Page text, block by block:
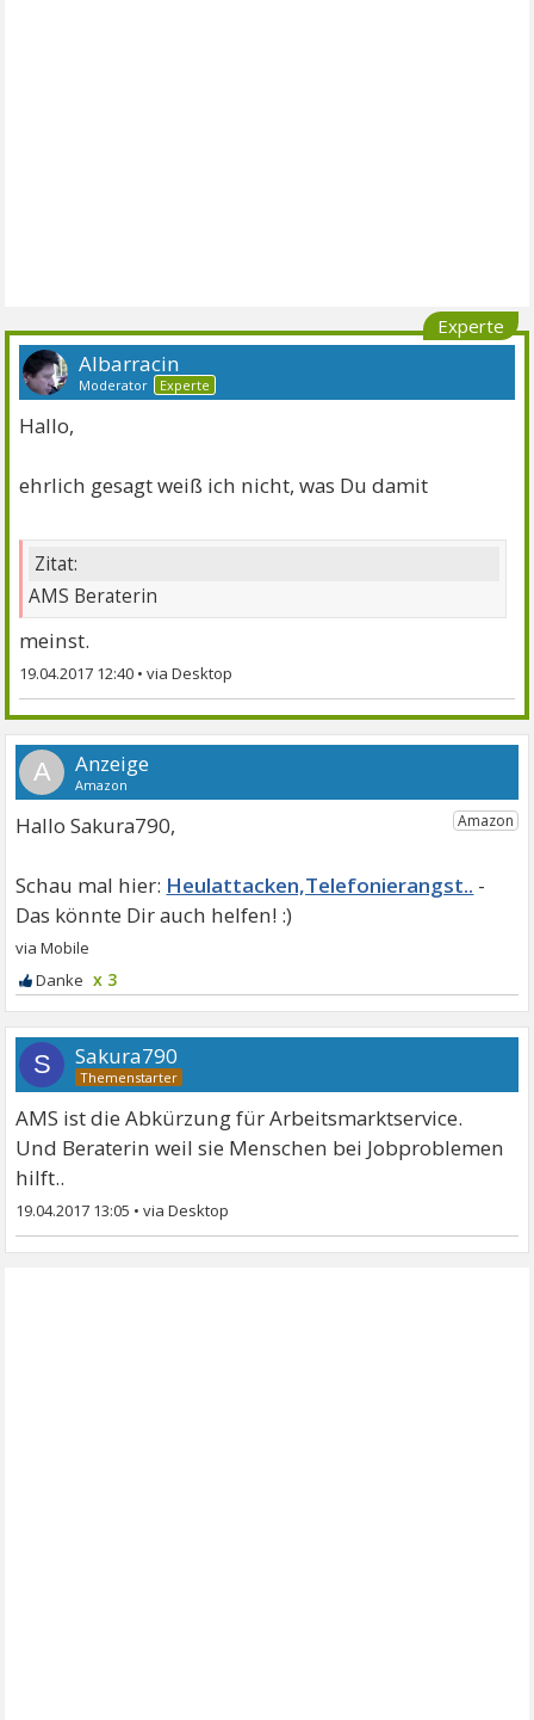
Experte
Albarracin
Moderator Experte
Hallo,
ehrlich gesagt weiß ich nicht, was Du damit
Zitat:
AMS Beraterin
meinst.
19.04.2017 12:40 •
A
Hallo Sakura790,
Heulattacken,Telefonierangst..
x 3
S Sakura790
AMS ist die Abkürzung für Arbeitsmarktservice.
Und Beraterin weil sie Menschen bei Jobproblemen
hilft..
19.04.2017 13:05 •